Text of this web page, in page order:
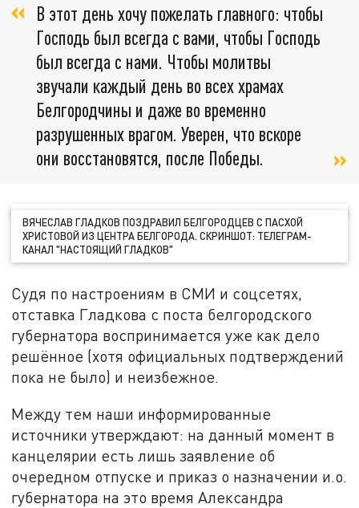
В этот день хочу пожелать главного: чтобы
Господь был всегда с вами, чтобы Господь
был всегда с нами. Чтобы молитвы
звучали каждый день во всех храмах
Белгородчины и даже во временно
разрушенных врагом. Уверен, что вскоре
они восстановятся, после Победы.
ВЯЧЕСЛАВ ГЛАДКОВ ПОЗДРАВИЛ БЕЛГОРОДЦЕВ С ПАСХОЙ
ХРИСТОВОЙ ИЗ ЦЕНТРА БЕЛГОРОДА. СКРИНШОТ: ТЕЛЕГРАМ-
КАНАЛ "НАСТОЯЩИЙ ГЛАДКОВ"
Судя по настроениям в СМИ и соцсетях,
отставка Гладкова с поста белгородского
губернатора воспринимается уже как дело
решённое (хотя официальных подтверждений
пока не было) и неизбежное.
Между тем наши информированные
источники утверждают: на данный момент в
канцелярии есть лишь заявление об
очередном отпуске и приказ о назначении и.о.
губернатора на это время Александра